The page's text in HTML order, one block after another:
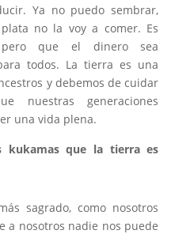
Ya no puedo sembrar,
no la voy a comer. Es
que el dinero sea
todos. La tierra es una
y debemos de cuidar
nuestras generaciones
una vida plena.
kukamas que la tierra es
sagrado, como nosotros
a nosotros nadie nos puede